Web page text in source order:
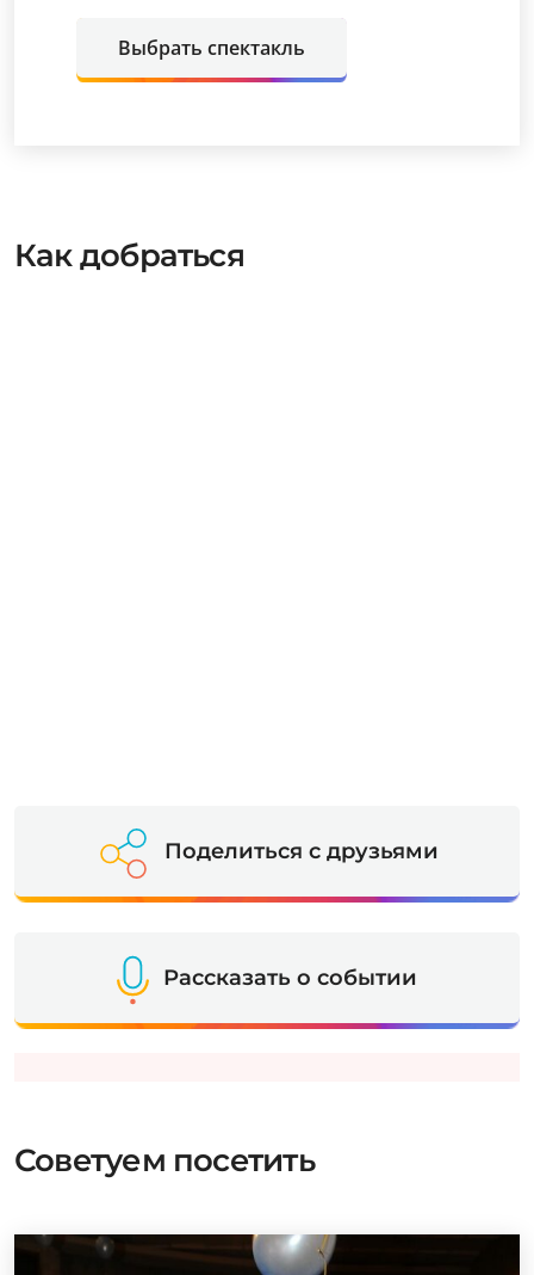
Выбрать спектакль
Как добраться
Поделиться с друзьями
Рассказать о событии
Советуем посетить